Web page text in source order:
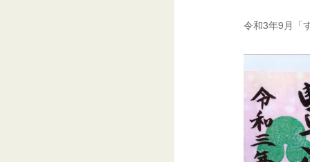
令和3年9月「